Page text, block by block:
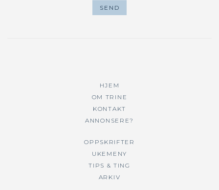
HJEM
OM TRINE
KONTAKT
ANNONSERE?
OPPSKRIFTER
UKEMENY
TIPS & TING
ARKIV